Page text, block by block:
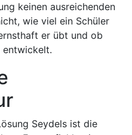
keinen ausreichenden
wie viel ein Schüler
er übt und ob
entwickelt.
Seydels ist die